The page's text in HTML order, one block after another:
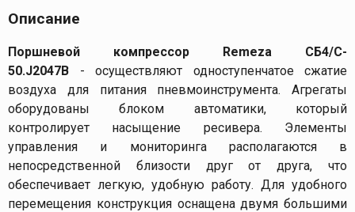
Описание
Поршневой компрессор Remeza СБ4/С-
50.J2047B - осуществляют одноступенчатое сжатие
воздуха для питания пневмоинструмента. Агрегаты
оборудованы блоком автоматики, который
контролирует насыщение ресивера. Элементы
управления и мониторинга располагаются в
непосредственной близости друг от друга, что
обеспечивает легкую, удобную работу. Для удобного
перемещения конструкция оснащена двумя большими